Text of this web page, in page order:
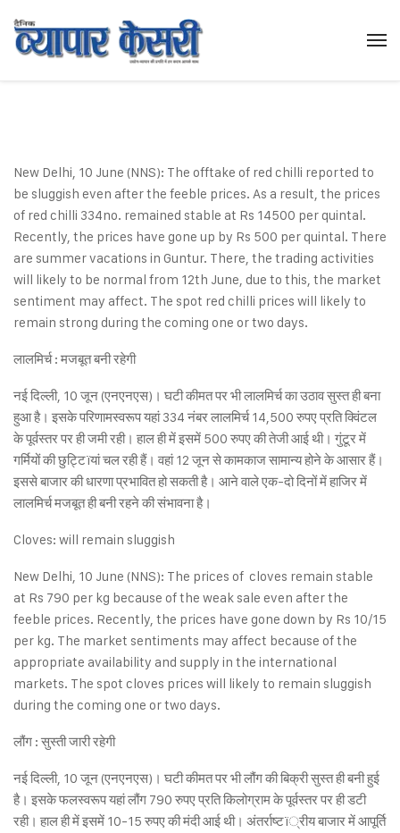
New Delhi, 10 June (NNS): The offtake of red chilli reported to
be sluggish even after the feeble prices. As a result, the prices
of red chilli 334no. remained stable at Rs 14500 per quintal.
Recently, the prices have gone up by Rs 500 per quintal. There
are summer vacations in Guntur. There, the trading activities
will likely to be normal from 12th June, due to this, the market
sentiment may affect. The spot red chilli prices will likely to
remain strong during the coming one or two days.
लालमिर्च : मजबूत बनी रहेगी
नई दिल्ली, 10 जून (एनएनएस)। घटी कीमत पर भी लालमिर्च का उठाव सुस्त ही बना
हुआ है। इसके परिणामस्वरूप यहां 334 नंबर लालमिर्च 14,500 रुपए प्रति क्विंटल
के पूर्वस्तर पर ही जमी रही। हाल ही में इसमें 500 रुपए की तेजी आई थी। गुंटूर में
गर्मियों की छुट्टिïयां चल रही हैं। वहां 12 जून से कामकाज सामान्य होने के आसार हैं।
इससे बाजार की धारणा प्रभावित हो सकती है। आने वाले एक-दो दिनों में हाजिर में
लालमिर्च मजबूत ही बनी रहने की संभावना है।
Cloves: will remain sluggish
New Delhi, 10 June (NNS): The prices of cloves remain stable
at Rs 790 per kg because of the weak sale even after the
feeble prices. Recently, the prices have gone down by Rs 10/15
per kg. The market sentiments may affect because of the
appropriate availability and supply in the international
markets. The spot cloves prices will likely to remain sluggish
during the coming one or two days.
लौंग : सुस्ती जारी रहेगी
नई दिल्ली, 10 जून (एनएनएस)। घटी कीमत पर भी लौंग की बिक्री सुस्त ही बनी हुई
है। इसके फलस्वरूप यहां लौंग 790 रुपए प्रति किलोग्राम के पूर्वस्तर पर ही डटी
रही। हाल ही में इसमें 10-15 रुपए की मंदी आई थी। अंतर्राष्टï्रीय बाजार में आपूर्ति